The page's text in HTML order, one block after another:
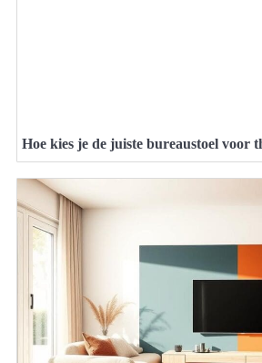
Hoe kies je de juiste bureaustoel voor